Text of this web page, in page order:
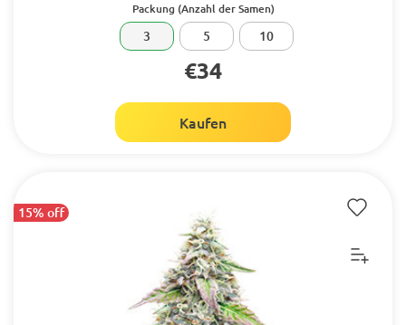
Packung (Anzahl der Samen)
3 5 10
€34
Kaufen
15% off